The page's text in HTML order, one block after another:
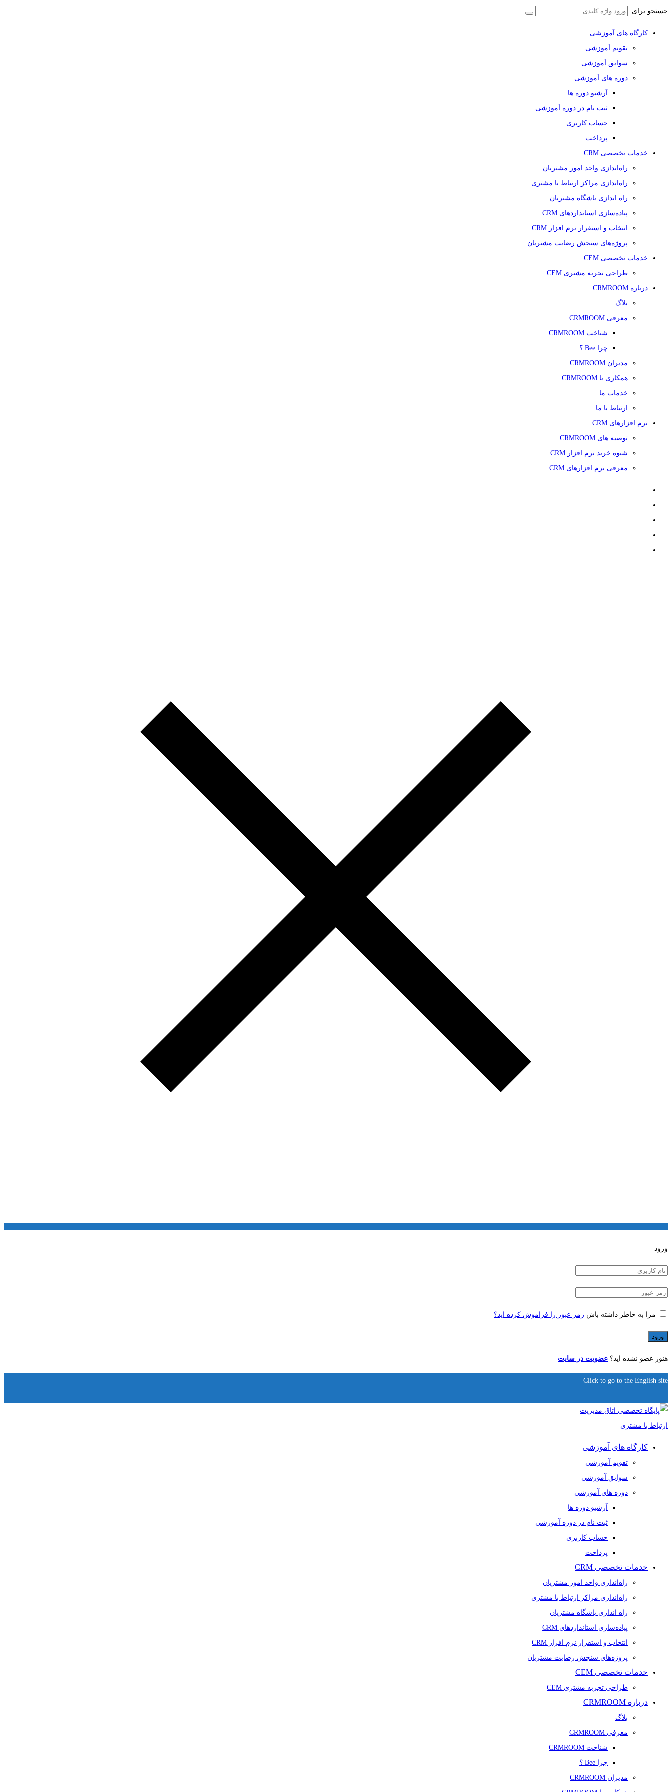
جستجو برای:
کارگاه های آموزشی
تقویم آموزشی
سوابق آموزشی
دوره های آموزشی
آرشیو دوره ها
ثبت نام در دوره آموزشی
حساب کاربری
پرداخت
خدمات تخصصی CRM
راه‌اندازی واحد امور مشتریان
راه‌اندازی مراکز ارتباط با مشتری
راه اندازی باشگاه مشتریان
پیاده‌سازی استانداردهای CRM
انتخاب و استقرار نرم افزار CRM
پروژه‌های سنجش رضایت مشتریان
خدمات تخصصی CEM
طراحی تجربه مشتری CEM
درباره CRMROOM
بلاگ
معرفی CRMROOM
شناخت CRMROOM
چرا Bee ؟
مدیران CRMROOM
همکاری با CRMROOM
خدمات ما
ارتباط با ما
نرم افزارهای CRM
توصیه های CRMROOM
شیوه خرید نرم افزار CRM
معرفی نرم افزارهای CRM
ورود
مرا به خاطر داشته باش رمز عبور را فراموش کرده اید؟
هنوز عضو نشده اید؟ عضویت در سایت
Click to go to the English site
کارگاه های آموزشی
تقویم آموزشی
سوابق آموزشی
دوره های آموزشی
آرشیو دوره ها
ثبت نام در دوره آموزشی
حساب کاربری
پرداخت
خدمات تخصصی CRM
راه‌اندازی واحد امور مشتریان
راه‌اندازی مراکز ارتباط با مشتری
راه اندازی باشگاه مشتریان
پیاده‌سازی استانداردهای CRM
انتخاب و استقرار نرم افزار CRM
پروژه‌های سنجش رضایت مشتریان
خدمات تخصصی CEM
طراحی تجربه مشتری CEM
درباره CRMROOM
بلاگ
معرفی CRMROOM
شناخت CRMROOM
چرا Bee ؟
مدیران CRMROOM